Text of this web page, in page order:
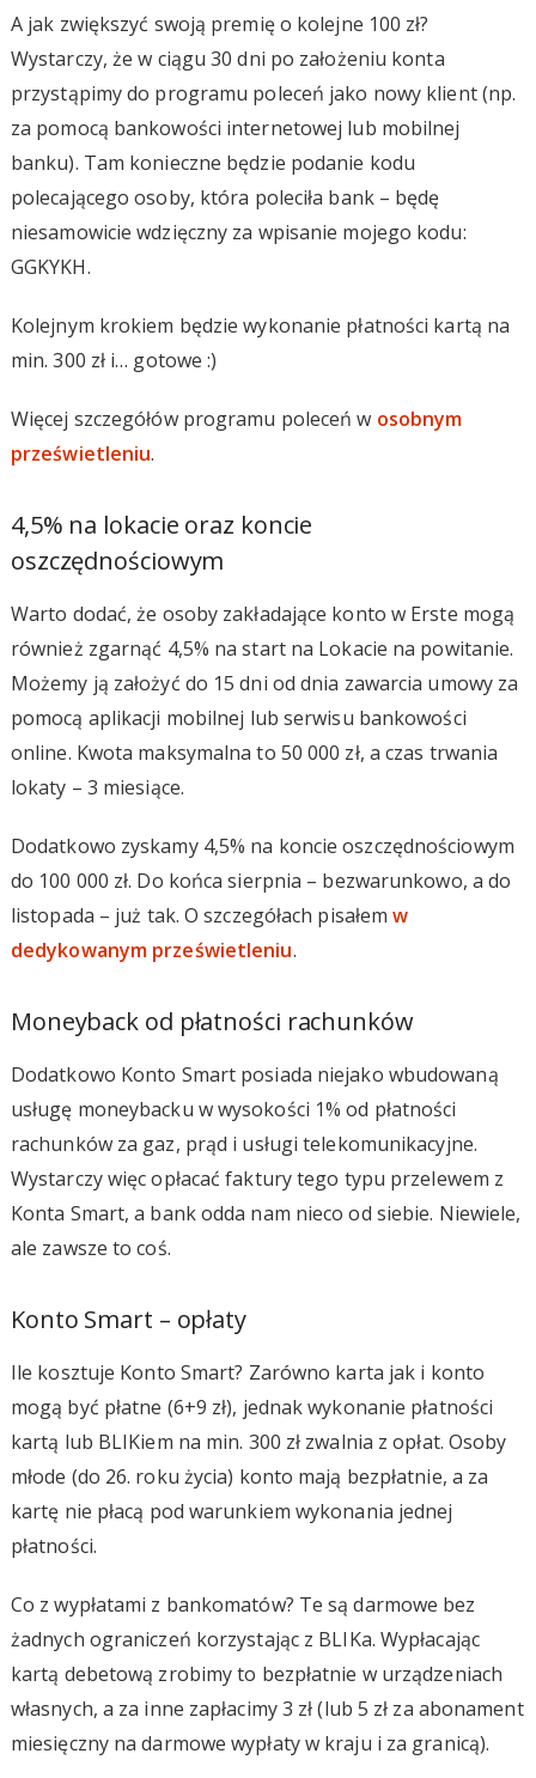
A jak zwiększyć swoją premię o kolejne 100 zł?
Wystarczy, że w ciągu 30 dni po założeniu konta
przystąpimy do programu poleceń jako nowy klient (np.
za pomocą bankowości internetowej lub mobilnej
banku). Tam konieczne będzie podanie kodu
polecającego osoby, która poleciła bank – będę
niesamowicie wdzięczny za wpisanie mojego kodu:
GGKYKH.
Kolejnym krokiem będzie wykonanie płatności kartą na
min. 300 zł i… gotowe :)
Więcej szczegółów programu poleceń w osobnym
prześwietleniu.
4,5% na lokacie oraz koncie
oszczędnościowym
Warto dodać, że osoby zakładające konto w Erste mogą
również zgarnąć 4,5% na start na Lokacie na powitanie.
Możemy ją założyć do 15 dni od dnia zawarcia umowy za
pomocą aplikacji mobilnej lub serwisu bankowości
online. Kwota maksymalna to 50 000 zł, a czas trwania
lokaty – 3 miesiące.
Dodatkowo zyskamy 4,5% na koncie oszczędnościowym
do 100 000 zł. Do końca sierpnia – bezwarunkowo, a do
listopada – już tak. O szczegółach pisałemw
dedykowanym prześwietleniu.
Moneyback od płatności rachunków
Dodatkowo Konto Smart posiada niejako wbudowaną
usługę moneybacku w wysokości 1% od płatności
rachunków za gaz, prąd i usługi telekomunikacyjne.
Wystarczy więc opłacać faktury tego typu przelewem z
Konta Smart, a bank odda nam nieco od siebie. Niewiele,
ale zawsze to coś.
Konto Smart – opłaty
Ile kosztuje Konto Smart? Zarówno karta jak i konto
mogą być płatne (6+9 zł), jednak wykonanie płatności
kartą lub BLIKiem na min. 300 zł zwalnia z opłat. Osoby
młode (do 26. roku życia) konto mają bezpłatnie, a za
kartę nie płacą pod warunkiem wykonania jednej
płatności.
Co z wypłatami z bankomatów? Te są darmowe bez
żadnych ograniczeń korzystając z BLIKa. Wypłacając
kartą debetową zrobimy to bezpłatnie w urządzeniach
własnych, a za inne zapłacimy 3 zł (lub 5 zł za abonament
miesięczny na darmowe wypłaty w kraju i za granicą).